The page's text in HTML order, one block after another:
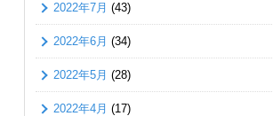
2022年7月 (43)
2022年6月 (34)
2022年5月 (28)
2022年4月 (17)